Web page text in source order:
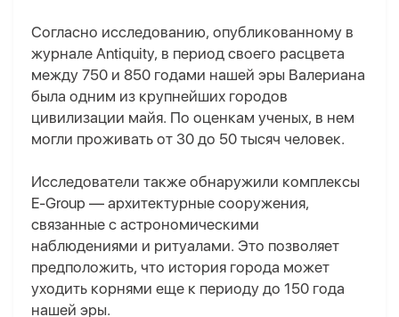
Согласно исследованию, опубликованному в
журнале Antiquity, в период своего расцвета
между 750 и 850 годами нашей эры Валериана
была одним из крупнейших городов
цивилизации майя. По оценкам ученых, в нем
могли проживать от 30 до 50 тысяч человек.
Исследователи также обнаружили комплексы
E-Group — архитектурные сооружения,
связанные с астрономическими
наблюдениями и ритуалами. Это позволяет
предположить, что история города может
уходить корнями еще к периоду до 150 года
нашей эры.